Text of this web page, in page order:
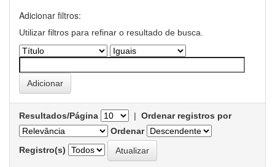
Adicionar filtros:
Utilizar filtros para refinar o resultado de busca.
Resultados/Página | Ordenar registros por
Ordenar
Registro(s)